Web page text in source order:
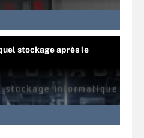
stockage après le